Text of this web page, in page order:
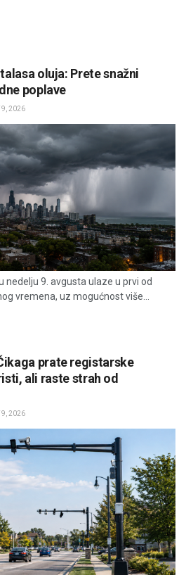
oluja: Prete snažni
poplave
9, 2026
nedelju 9. avgusta ulaze u prvi od
vremena, uz mogućnost više...
prate registarske
ali raste strah od
9, 2026